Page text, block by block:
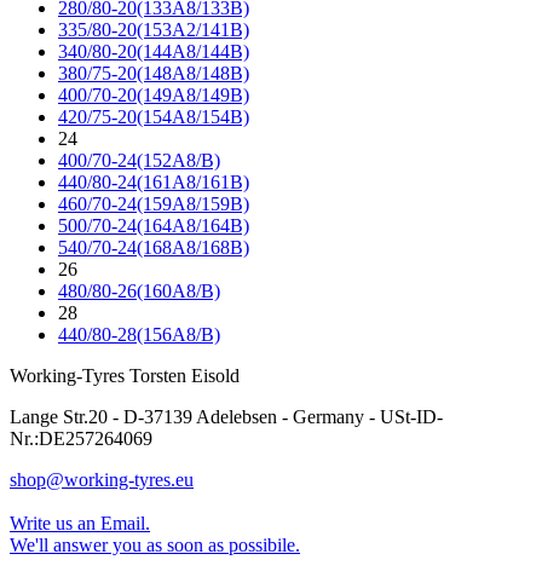
280/80-20(133A8/133B)
335/80-20(153A2/141B)
340/80-20(144A8/144B)
380/75-20(148A8/148B)
400/70-20(149A8/149B)
420/75-20(154A8/154B)
24
400/70-24(152A8/B)
440/80-24(161A8/161B)
460/70-24(159A8/159B)
500/70-24(164A8/164B)
540/70-24(168A8/168B)
26
480/80-26(160A8/B)
28
440/80-28(156A8/B)
Working-Tyres Torsten Eisold
Lange Str.20 - D-37139 Adelebsen - Germany - USt-ID-
Nr.:DE257264069
shop@working-tyres.eu
Write us an Email.
We'll answer you as soon as possibile.